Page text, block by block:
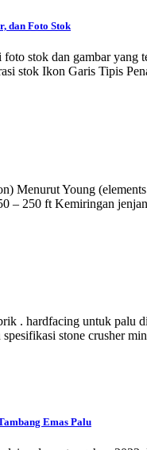
dan Foto Stok
stok dan gambar yang
stok Ikon Garis Tipis
Menurut Young
– 250 ft Kemiringan
. hardfacing untuk
stone crusher
Emas Palu